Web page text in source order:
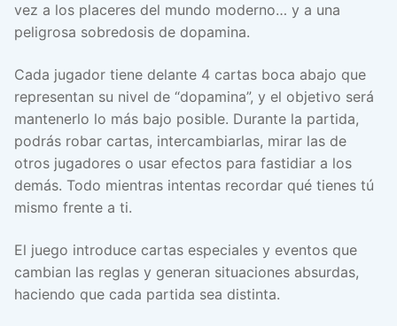
vez a los placeres del mundo moderno… y a una
peligrosa sobredosis de dopamina.
Cada jugador tiene delante 4 cartas boca abajo que
representan su nivel de “dopamina”, y el objetivo será
mantenerlo lo más bajo posible. Durante la partida,
podrás robar cartas, intercambiarlas, mirar las de
otros jugadores o usar efectos para fastidiar a los
demás. Todo mientras intentas recordar qué tienes tú
mismo frente a ti.
El juego introduce cartas especiales y eventos que
cambian las reglas y generan situaciones absurdas,
haciendo que cada partida sea distinta.